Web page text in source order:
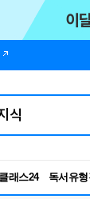
클래스24
RBTI Lab
독서유